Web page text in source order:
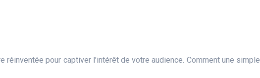
pour captiver l’intérêt de votre audience. Comment une simple